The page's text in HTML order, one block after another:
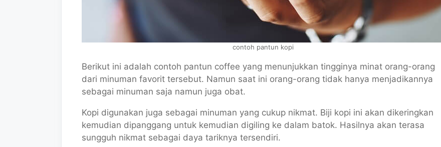
contoh pantun kopi
Berikut ini adalah contoh pantun coffee yang menunjukkan tingginya minat orang-orang
dari minuman favorit tersebut. Namun saat ini orang-orang tidak hanya menjadikannya
sebagai minuman saja namun juga obat.
Kopi digunakan juga sebagai minuman yang cukup nikmat. Biji kopi ini akan dikeringkan
kemudian dipanggang untuk kemudian digiling ke dalam batok. Hasilnya akan terasa
sungguh nikmat sebagai daya tariknya tersendiri.